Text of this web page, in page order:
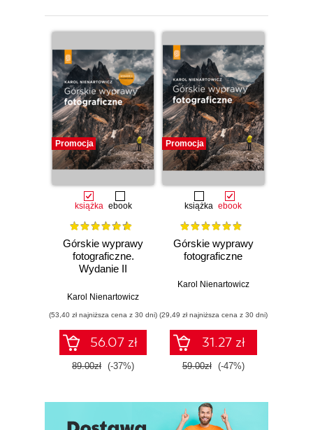
Promocja
książka ebook
Górskie wyprawy
fotograficzne.
Wydanie II
Karol Nienartowicz
(53,40 zł najniższa cena z 30 dni)
56.07 zł
89.00zł (-37%)
Promocja
książka ebook
Górskie wyprawy
fotograficzne
Karol Nienartowicz
(29,49 zł najniższa cena z 30 dni)
31.27 zł
59.00zł (-47%)